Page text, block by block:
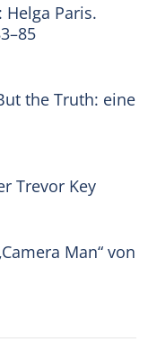
Paris.
the Truth: eine
Trevor Key
Man“ von